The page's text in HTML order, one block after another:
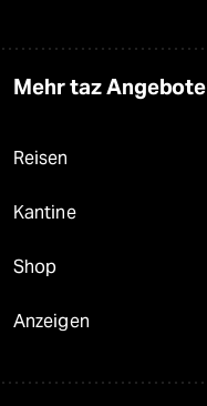
Mehr taz Angebote
Reisen
Kantine
Shop
Anzeigen